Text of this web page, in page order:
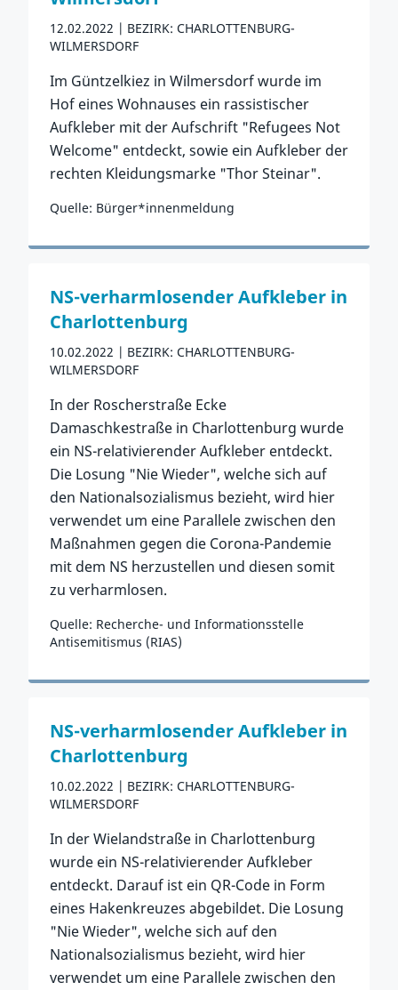
12.02.2022
BEZIRK: CHARLOTTENBURG-
WILMERSDORF
Im Güntzelkiez in Wilmersdorf wurde im
Hof eines Wohnauses ein rassistischer
Aufkleber mit der Aufschrift "Refugees Not
Welcome" entdeckt, sowie ein Aufkleber der
rechten Kleidungsmarke "Thor Steinar".
Quelle: Bürger*innenmeldung
Zum Vorfall
NS-verharmlosender Aufkleber in
Charlottenburg
10.02.2022
BEZIRK: CHARLOTTENBURG-
WILMERSDORF
In der Roscherstraße Ecke
Damaschkestraße in Charlottenburg wurde
ein NS-relativierender Aufkleber entdeckt.
Die Losung "Nie Wieder", welche sich auf
den Nationalsozialismus bezieht, wird hier
verwendet um eine Parallele zwischen den
Maßnahmen gegen die Corona-Pandemie
mit dem NS herzustellen und diesen somit
zu verharmlosen.
Quelle: Recherche- und Informationsstelle
Antisemitismus (RIAS)
Zum Vorfall
NS-verharmlosender Aufkleber in
Charlottenburg
10.02.2022
BEZIRK: CHARLOTTENBURG-
WILMERSDORF
In der Wielandstraße in Charlottenburg
wurde ein NS-relativierender Aufkleber
entdeckt. Darauf ist ein QR-Code in Form
eines Hakenkreuzes abgebildet. Die Losung
"Nie Wieder", welche sich auf den
Nationalsozialismus bezieht, wird hier
verwendet um eine Parallele zwischen den